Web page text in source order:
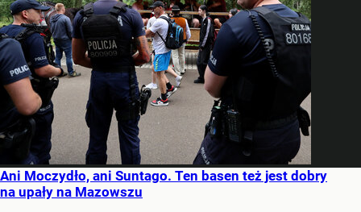
Ani Moczydło, ani Suntago. Ten basen też jest dobry
na upały na Mazowszu